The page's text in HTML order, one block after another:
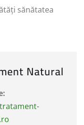
sănătatea
Natural